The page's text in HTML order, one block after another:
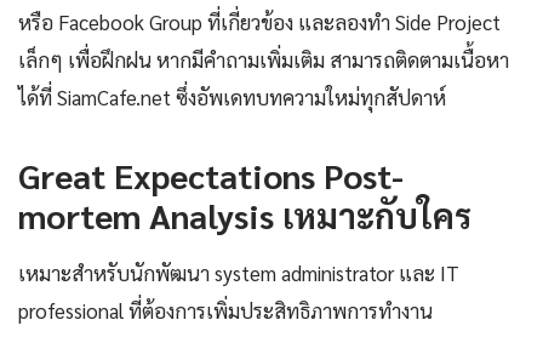
หรือ Facebook Group ที่เกี่ยวข้อง และลองทำ Side Project
เล็กๆ เพื่อฝึกฝน หากมีคำถามเพิ่มเติม สามารถติดตามเนื้อหา
ได้ที่ SiamCafe.net ซึ่งอัพเดทบทความใหม่ทุกสัปดาห์
Great Expectations Post-
mortem Analysis เหมาะกับใคร
เหมาะสำหรับนักพัฒนา system administrator และ IT
professional ที่ต้องการเพิ่มประสิทธิภาพการทำงาน